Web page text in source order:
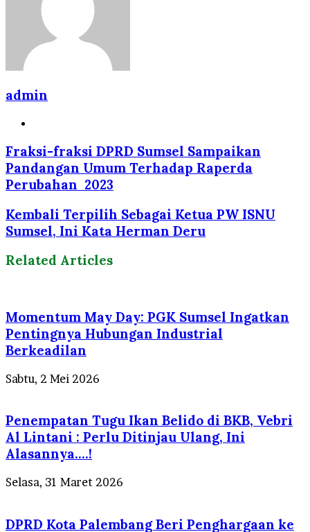
admin
Fraksi-fraksi DPRD Sumsel Sampaikan
Pandangan Umum Terhadap Raperda
Perubahan 2023
Kembali Terpilih Sebagai Ketua PW ISNU
Sumsel, Ini Kata Herman Deru
Related Articles
Momentum May Day: PGK Sumsel Ingatkan
Pentingnya Hubungan Industrial
Berkeadilan
Sabtu, 2 Mei 2026
Penempatan Tugu Ikan Belido di BKB, Vebri
Al Lintani : Perlu Ditinjau Ulang, Ini
Alasannya….!
Selasa, 31 Maret 2026
DPRD Kota Palembang Beri Penghargaan ke